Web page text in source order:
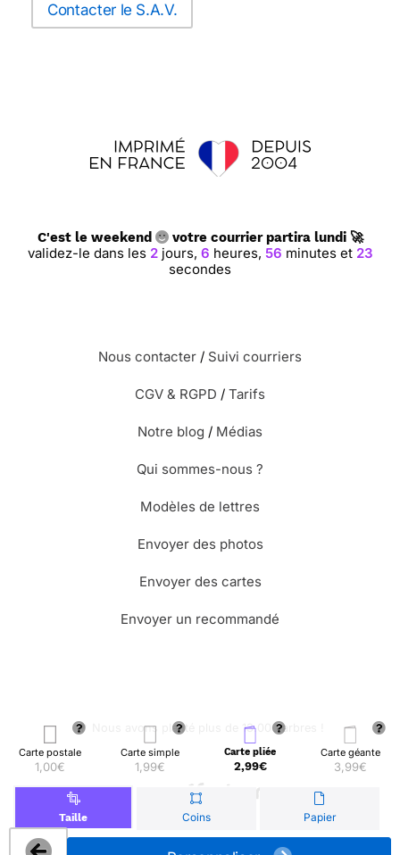
Carte postale
1,00€
Carte simple
1,99€
Carte pliée
2,99€
Carte géante
3,99€
Taille Coins Papier
Contacter le S.A.V.
C'est le weekend votre courrier partira lundi 🚀
validez-le dans les 2 jours, 6 heures, 56 minutes et 22
secondes
Nous contacter / Suivi courriers
CGV & RGPD / Tarifs
Notre blog / Médias
Qui sommes-nous ?
Modèles de lettres
Envoyer des photos
Envoyer des cartes
Envoyer un recommandé
🌳 Nous avons planté plus de 13.000 arbres !
© Merci Facteur